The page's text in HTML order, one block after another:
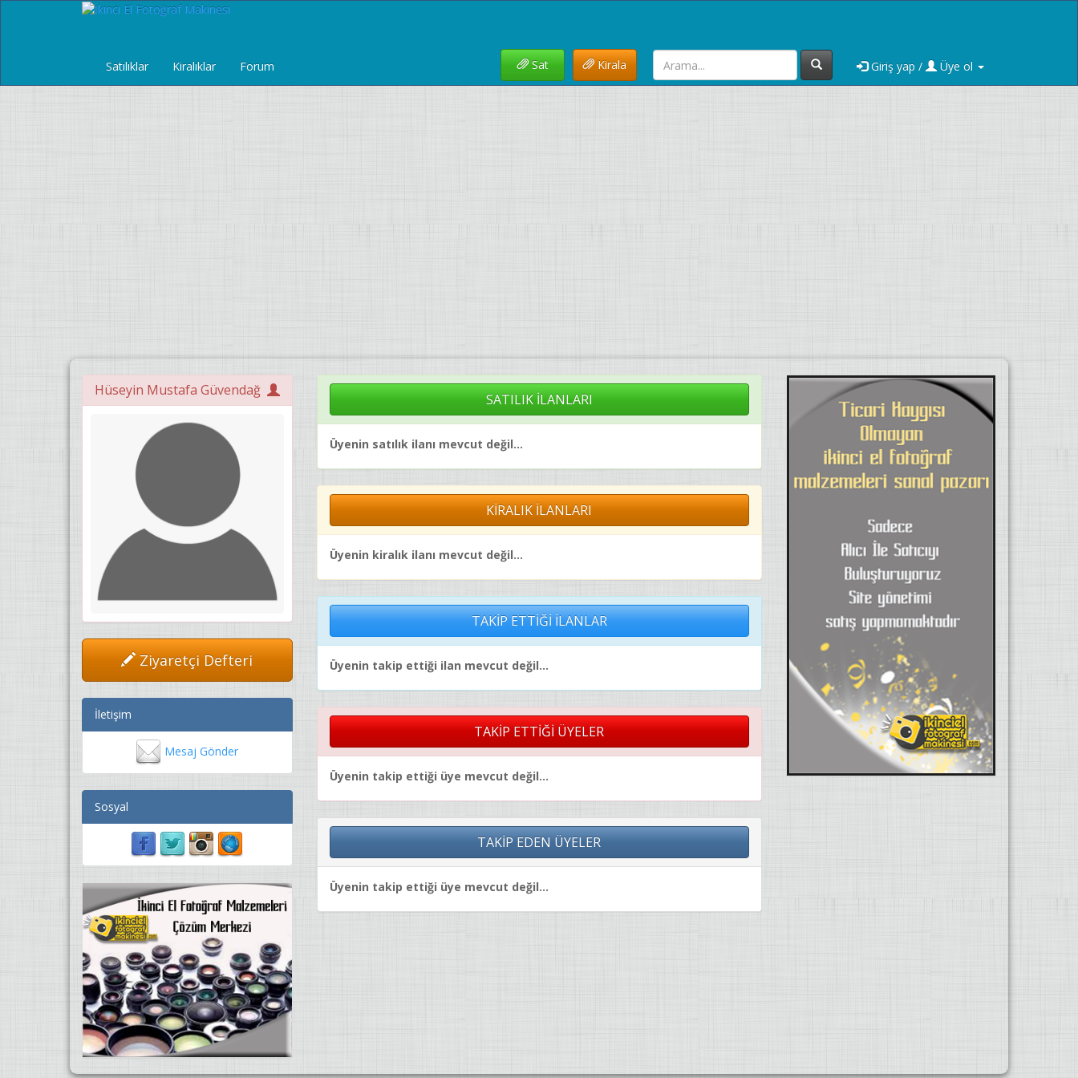
Satılıklar Kiralıklar Forum Sat Kirala Giriş yap / Üye ol
Hüseyin Mustafa Güvendağ
Ziyaretçi Defteri
İletişim
Mesaj Gönder
Sosyal
SATILIK İLANLARI
Üyenin satılık ilanı mevcut değil...
KİRALIK İLANLARI
Üyenin kiralık ilanı mevcut değil...
TAKİP ETTİĞİ İLANLAR
Üyenin takip ettiği ilan mevcut değil...
TAKİP ETTİĞİ ÜYELER
Üyenin takip ettiği üye mevcut değil...
TAKİP EDEN ÜYELER
Üyenin takip ettiği üye mevcut değil...